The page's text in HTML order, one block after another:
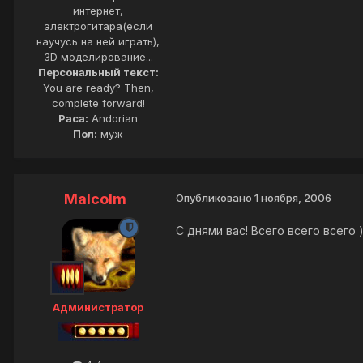
интернет,
электрогитара(если
научусь на ней играть),
3D моделирование...
Персональный текст:
You are ready? Then,
complete forward!
Раса: Andorian
Пол: муж
Malcolm
Администратор
Опубликовано 1 ноября, 2006
С днями вас! Всего всего всего